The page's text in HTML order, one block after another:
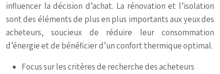
influencer la décision d’achat. La rénovation et l’isolation
sont des éléments de plus en plus importants aux yeux des
acheteurs, soucieux de réduire leur consommation
d’énergie et de bénéficier d’un confort thermique optimal.
Focus sur les critères de recherche des acheteurs